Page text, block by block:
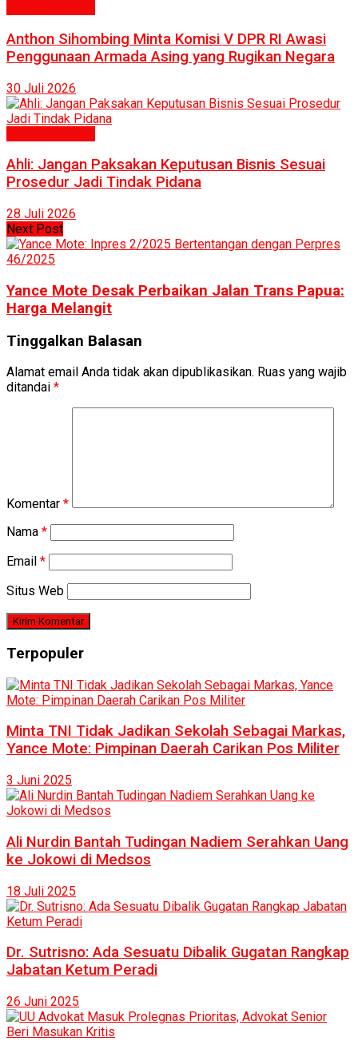
Anthon Sihombing Minta Komisi V DPR RI Awasi
Penggunaan Armada Asing yang Rugikan Negara
30 Juli 2026
Ahli: Jangan Paksakan Keputusan Bisnis Sesuai
Prosedur Jadi Tindak Pidana
28 Juli 2026
Next Post
Yance Mote Desak Perbaikan Jalan Trans Papua:
Harga Melangit
Tinggalkan Balasan
Alamat email Anda tidak akan dipublikasikan. Ruas yang wajib
ditandai *
Komentar *
Nama *
Email *
Situs Web
Terpopuler
Minta TNI Tidak Jadikan Sekolah Sebagai Markas,
Yance Mote: Pimpinan Daerah Carikan Pos Militer
3 Juni 2025
Ali Nurdin Bantah Tudingan Nadiem Serahkan Uang
ke Jokowi di Medsos
18 Juli 2025
Dr. Sutrisno: Ada Sesuatu Dibalik Gugatan Rangkap
Jabatan Ketum Peradi
26 Juni 2025